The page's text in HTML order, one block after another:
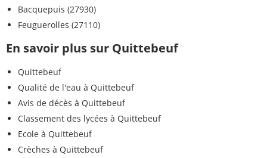
Bacquepuis (27930)
Feuguerolles (27110)
En savoir plus sur Quittebeuf
Quittebeuf
Qualité de l'eau à Quittebeuf
Avis de décès à Quittebeuf
Classement des lycées à Quittebeuf
Ecole à Quittebeuf
Crèches à Quittebeuf